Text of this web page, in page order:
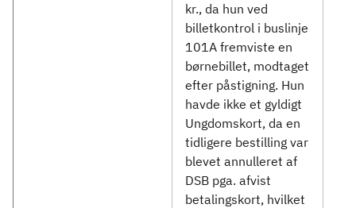
kr., da hun ved
billetkontrol i buslinje
101A fremviste en
børnebillet, modtaget
efter påstigning. Hun
havde ikke et gyldigt
Ungdomskort, da en
tidligere bestilling var
blevet annulleret af
DSB pga. afvist
betalingskort, hvilket